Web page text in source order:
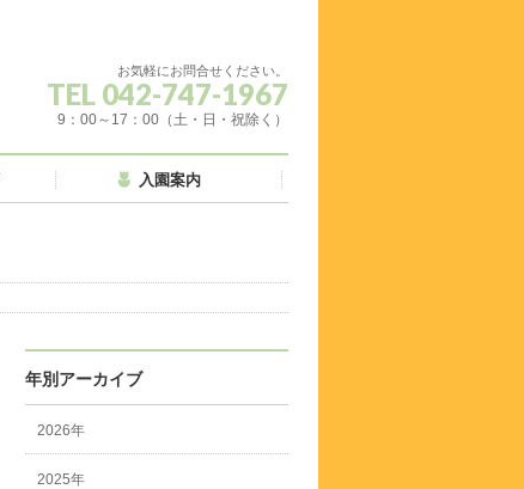
お気軽にお問合せください。
TEL 042-747-1967
9：00～17：00（土・日・祝除く）
入園案内
年別アーカイブ
2026年
2025年